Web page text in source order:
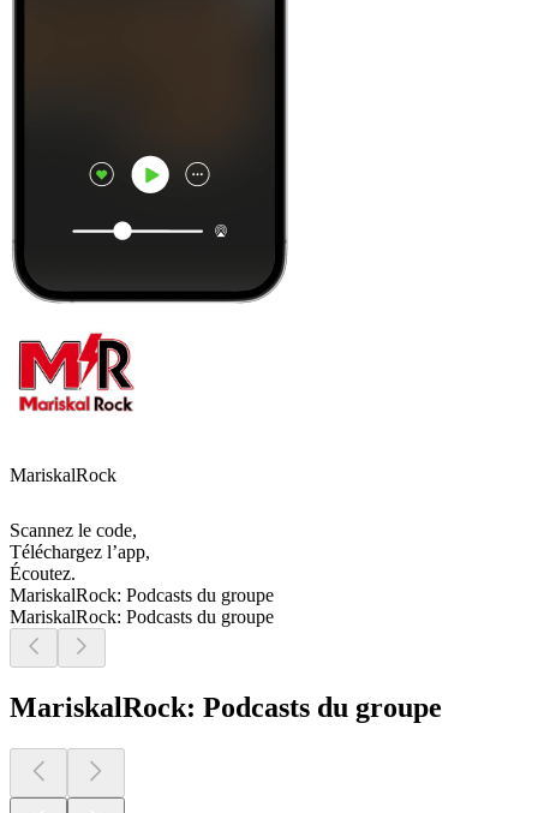
MariskalRock
Scannez le code,
Téléchargez l’app,
Écoutez.
MariskalRock: Podcasts du groupe
MariskalRock: Podcasts du groupe
MariskalRock: Podcasts du groupe